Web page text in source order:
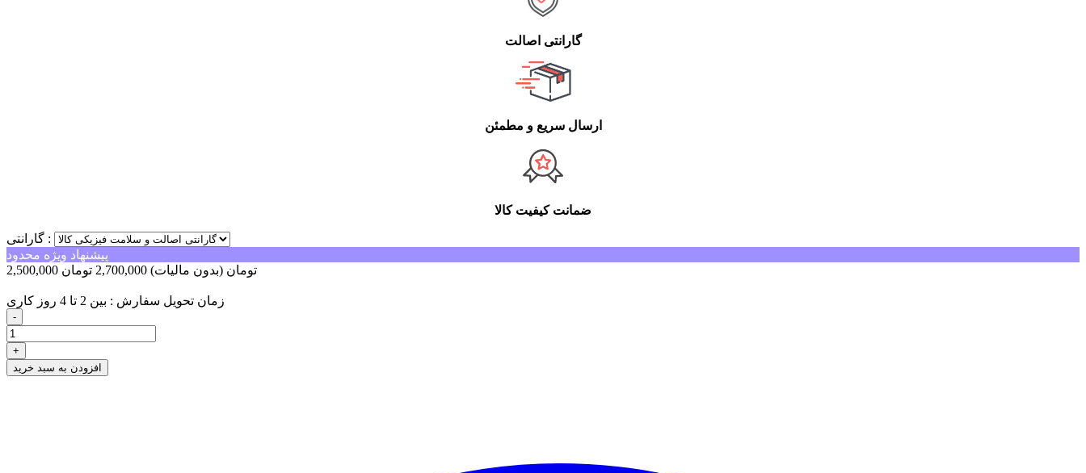
گارانتی اصالت
ارسال سریع و مطمئن
ضمانت کیفیت کالا
گارانتی :
پیشنهاد ویژه محدود
2,500,000 تومان (بدون مالیات) 2,700,000 تومان
زمان تحویل سفارش : بین 2 تا 4 روز کاری
-
+
افزودن به سبد خرید